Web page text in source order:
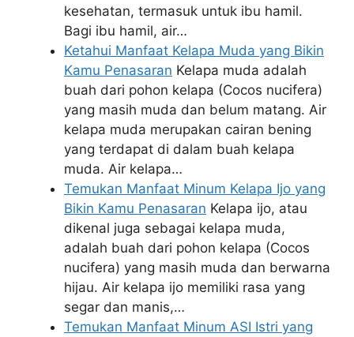
kesehatan, termasuk untuk ibu hamil.
Bagi ibu hamil, air…
Ketahui Manfaat Kelapa Muda yang Bikin
Kamu Penasaran Kelapa muda adalah
buah dari pohon kelapa (Cocos nucifera)
yang masih muda dan belum matang. Air
kelapa muda merupakan cairan bening
yang terdapat di dalam buah kelapa
muda. Air kelapa…
Temukan Manfaat Minum Kelapa Ijo yang
Bikin Kamu Penasaran Kelapa ijo, atau
dikenal juga sebagai kelapa muda,
adalah buah dari pohon kelapa (Cocos
nucifera) yang masih muda dan berwarna
hijau. Air kelapa ijo memiliki rasa yang
segar dan manis,…
Temukan Manfaat Minum ASI Istri yang